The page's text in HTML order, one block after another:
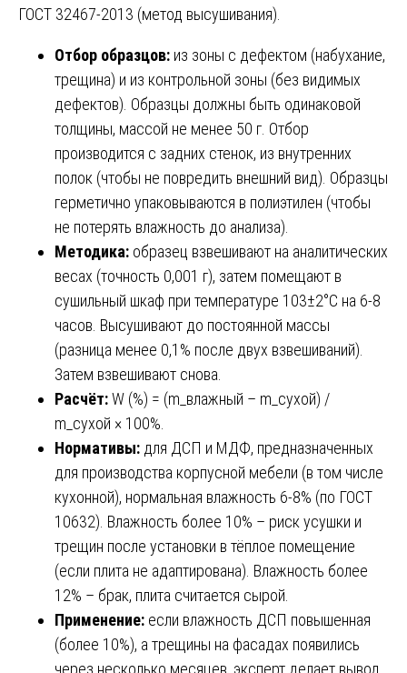
ГОСТ 32467-2013 (метод высушивания).
Отбор образцов: из зоны с дефектом (набухание,
трещина) и из контрольной зоны (без видимых
дефектов). Образцы должны быть одинаковой
толщины, массой не менее 50 г. Отбор
производится с задних стенок, из внутренних
полок (чтобы не повредить внешний вид). Образцы
герметично упаковываются в полиэтилен (чтобы
не потерять влажность до анализа).
Методика: образец взвешивают на аналитических
весах (точность 0,001 г), затем помещают в
сушильный шкаф при температуре 103±2°C на 6-8
часов. Высушивают до постоянной массы
(разница менее 0,1% после двух взвешиваний).
Затем взвешивают снова.
Расчёт:W (%) = (m_влажный – m_сухой) /
m_сухой × 100%.
Нормативы: для ДСП и МДФ, предназначенных
для производства корпусной мебели (в том числе
кухонной), нормальная влажность 6-8% (по ГОСТ
10632). Влажность более 10% – риск усушки и
трещин после установки в тёплое помещение
(если плита не адаптирована). Влажность более
12% – брак, плита считается сырой.
Применение: если влажность ДСП повышенная
(более 10%), а трещины на фасадах появились
через несколько месяцев, эксперт делает вывод